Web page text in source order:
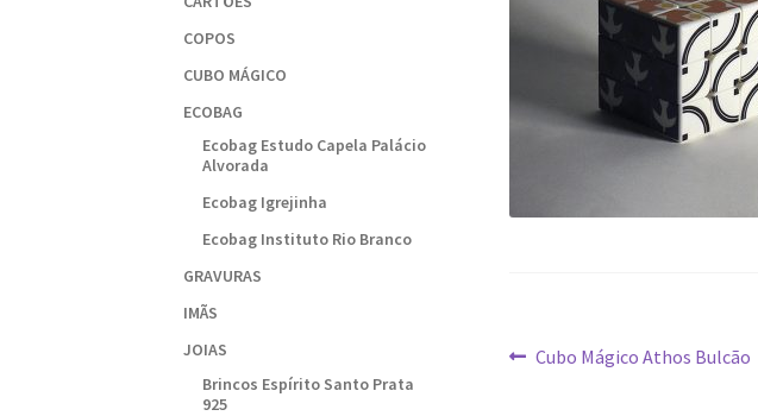
Navegação
Post
Cubo Mágico Athos Bulcão
COPOS
CUBO MÁGICO
ECOBAG
Ecobag Estudo Capela Palácio
Alvorada
Ecobag Igrejinha
Ecobag Instituto Rio Branco
GRAVURAS
IMÃS
JOIAS
Brincos Espírito Santo Prata
925